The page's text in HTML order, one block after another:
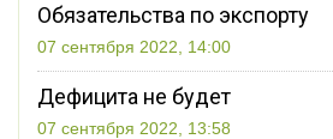
Обязательства по экспорту
07 сентября 2022, 14:00
Дефицита не будет
07 сентября 2022, 13:58